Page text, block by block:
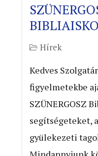
Hírek
Kedves
figyelmetekbe
SZÜNERGOSZ
segítségeteket,
gyülekezeti